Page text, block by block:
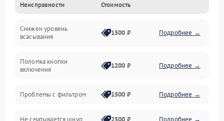
Электропитание
Всасывание
Неисправности Стоимость
Снижен уровень
всасывания
1500 ₽ Подробнее →
Поломка кнопки
включения
1200 ₽ Подробнее →
Проблемы с фильтром 1500 ₽ Подробнее →
Не сматывается шнур 2500 ₽ Подробнее →